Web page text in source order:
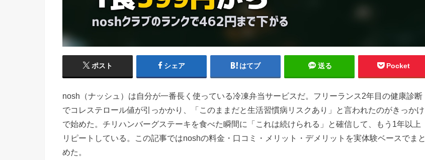
ポスト シェア はてブ 送る Pocket
nosh（ナッシュ）は自分が一番長く使っている冷凍弁当サービスだ。フリーランス2年目の健康診断
でコレステロール値が引っかかり、「このままだと生活習慣病リスクあり」と言われたのがきっかけ
で始めた。チリハンバーグステーキを食べた瞬間に「これは続けられる」と確信して、もう1年以上
リピートしている。この記事ではnoshの料金・口コミ・メリット・デメリットを実体験ベースでまと
めた。